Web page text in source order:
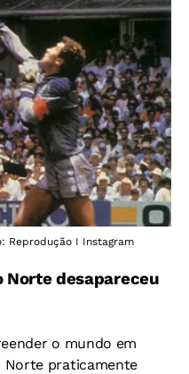
Reprodução I Instagram
Norte desapareceu
o mundo em
Norte praticamente